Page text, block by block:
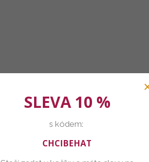
SLEVA 10 %
s kódem:
CHCIBEHAT